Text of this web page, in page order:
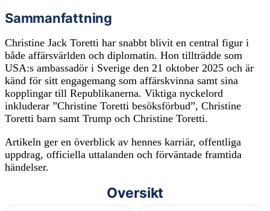
Sammanfattning
Christine Jack Toretti har snabbt blivit en central figur i
både affärsvärlden och diplomatin. Hon tillträdde som
USA:s ambassadör i Sverige den 21 oktober 2025 och är
känd för sitt engagemang som affärskvinna samt sina
kopplingar till Republikanerna. Viktiga nyckelord
inkluderar ”Christine Toretti besöksförbud”, Christine
Toretti barn samt Trump och Christine Toretti.
Artikeln ger en överblick av hennes karriär, offentliga
uppdrag, officiella uttalanden och förväntade framtida
händelser.
Oversikt